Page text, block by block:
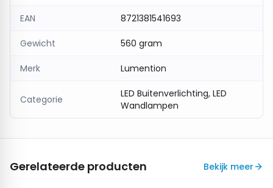
EAN 8721381541693
Gewicht 560 gram
Merk Lumention
Categorie
LED Buitenverlichting, LED
Wandlampen
Gerelateerde producten Bekijk meer